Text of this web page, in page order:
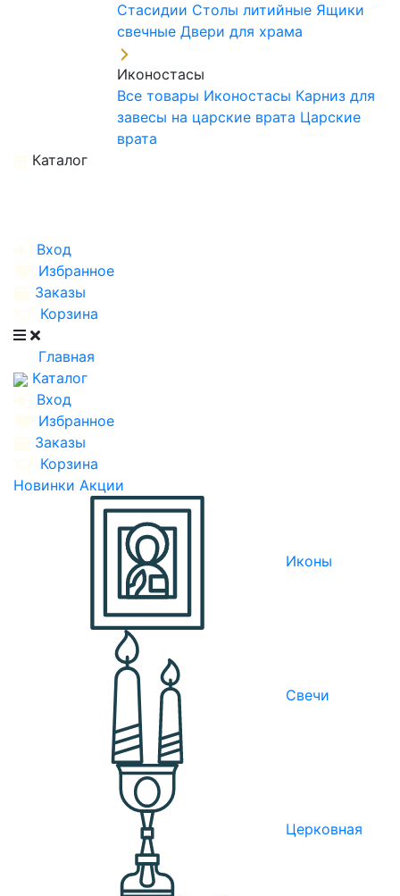
Стасидии Столы литийные Ящики
свечные Двери для храма
Иконостасы
Все товары Иконостасы Карниз для
завесы на царские врата Царские
врата
Каталог
Вход
Избранное
Заказы
Корзина
Главная
Каталог
Вход
Избранное
Заказы
Корзина
Новинки Акции
Иконы
Свечи
Церковная